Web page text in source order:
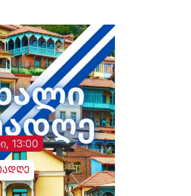
შეხვედრაზე ჩინეთს
„ირანის ახლო მეგობარი“
უწოდა. „არსებულ
ვითარებაში, ჩვენს
ქვეყნებს შორის
ორმხრივი
თანამშრომლობა კიდევ
უფრო გაძლიერდება“, -
განაცხადა აბას არაღჩიმ.
13:00